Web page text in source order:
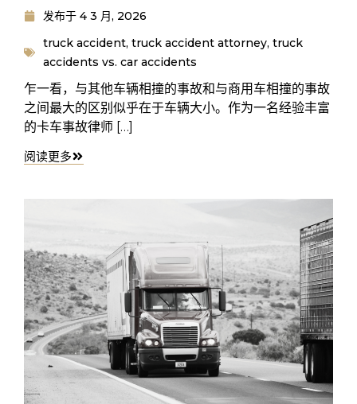
发布于 4 3 月, 2026
truck accident, truck accident attorney, truck
accidents vs. car accidents
乍一看，与其他车辆相撞的事故和与商用车相撞的事故
之间最大的区别似乎在于车辆大小。作为一名经验丰富
的卡车事故律师 […]
阅读更多